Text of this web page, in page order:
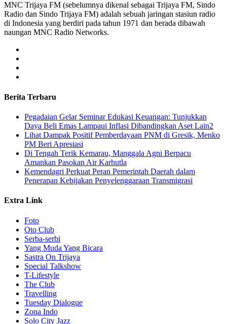
MNC Trijaya FM (sebelumnya dikenal sebagai Trijaya FM, Sindo
Radio dan Sindo Trijaya FM) adalah sebuah jaringan stasiun radio
di Indonesia yang berdiri pada tahun 1971 dan berada dibawah
naungan MNC Radio Networks.
Berita Terbaru
Pegadaian Gelar Seminar Edukasi Keuangan: Tunjukkan
Daya Beli Emas Lampaui Inflasi Dibandingkan Aset Lain2
Lihat Dampak Positif Pemberdayaan PNM di Gresik, Menko
PM Beri Apresiasi
​Di Tengah Terik Kemarau, Manggala Agni Berpacu
Amankan Pasokan Air Karhutla
Kemendagri Perkuat Peran Pemerintah Daerah dalam
Penerapan Kebijakan Penyelenggaraan Transmigrasi
Extra Link
Foto
Oto Club
Serba-serbi
Yang Muda Yang Bicara
Sastra On Trijaya
Special Talkshow
T-Lifestyle
The Club
Travelling
Tuesday Dialogue
Zona Indo
Solo City Jazz